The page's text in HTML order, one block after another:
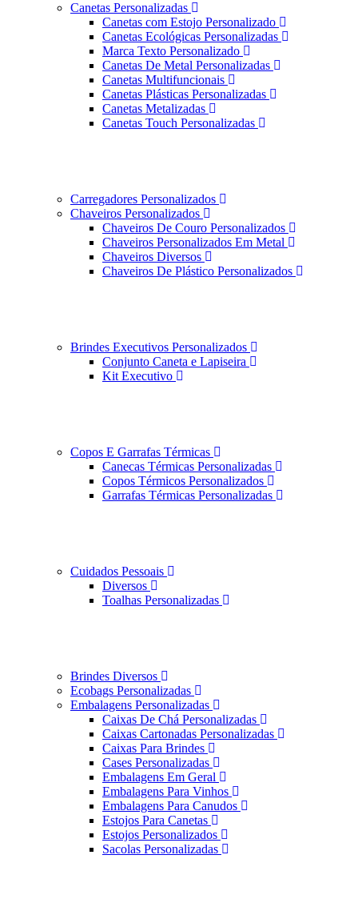
Canetas Personalizadas
Canetas com Estojo Personalizado
Canetas Ecológicas Personalizadas
Marca Texto Personalizado
Canetas De Metal Personalizadas
Canetas Multifuncionais
Canetas Plásticas Personalizadas
Canetas Metalizadas
Canetas Touch Personalizadas
Carregadores Personalizados
Chaveiros Personalizados
Chaveiros De Couro Personalizados
Chaveiros Personalizados Em Metal
Chaveiros Diversos
Chaveiros De Plástico Personalizados
Brindes Executivos Personalizados
Conjunto Caneta e Lapiseira
Kit Executivo
Copos E Garrafas Térmicas
Canecas Térmicas Personalizadas
Copos Térmicos Personalizados
Garrafas Térmicas Personalizadas
Cuidados Pessoais
Diversos
Toalhas Personalizadas
Brindes Diversos
Ecobags Personalizadas
Embalagens Personalizadas
Caixas De Chá Personalizadas
Caixas Cartonadas Personalizadas
Caixas Para Brindes
Cases Personalizadas
Embalagens Em Geral
Embalagens Para Vinhos
Embalagens Para Canudos
Estojos Para Canetas
Estojos Personalizados
Sacolas Personalizadas